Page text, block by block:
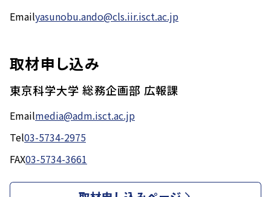
Emailyasunobu.ando@cls.iir.isct.ac.jp
取材申し込み
東京科学大学 総務企画部 広報課
Emailmedia@adm.isct.ac.jp
Tel03-5734-2975
FAX03-5734-3661